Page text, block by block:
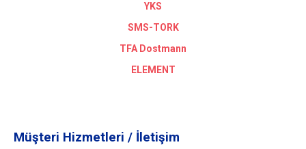
YKS
SMS-TORK
TFA Dostmann
ELEMENT
Müşteri Hizmetleri / İletişim